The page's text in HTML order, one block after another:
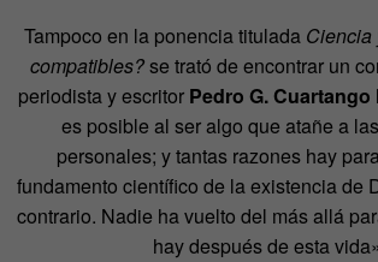
Tampoco en la ponencia titulada Ciencia
compatibles?se trató de encontrar un
periodista y escritor Pedro G. Cuartango
es posible al ser algo que atañe a
personales; y tantas razones hay
fundamento científico de la existencia de
contrario. Nadie ha vuelto del más allá
hay después de esta